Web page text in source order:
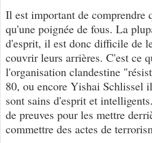
Il est important de comprendre
qu'une poignée de fous. La
d'esprit, il est donc difficile de
couvrir leurs arrières. C'est ce
l'organisation clandestine
80, ou encore Yishai Schlissel
sont sains d'esprit et
de preuves pour les mettre
commettre des actes de